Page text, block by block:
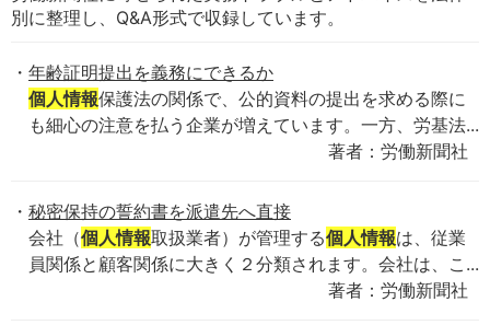
別に整理し、Q&A形式で収録しています。
年齢証明提出を義務にできるか
個人情報保護法の関係で、公的資料の提出を求める際に
も細心の注意を払う企業が増えています。一方、労基法...
著者：労働新聞社
秘密保持の誓約書を派遣先へ直接
会社（個人情報取扱業者）が管理する個人情報は、従業
員関係と顧客関係に大きく２分類されます。会社は、こ...
著者：労働新聞社